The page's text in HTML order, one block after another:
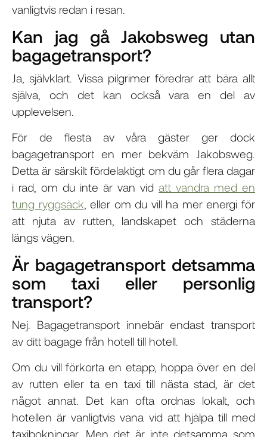
vanligtvis redan i resan.
Kan jag gå Jakobsweg utan
bagagetransport?
Ja, självklart. Vissa pilgrimer föredrar att bära allt
själva, och det kan också vara en del av
upplevelsen.
För de flesta av våra gäster ger dock
bagagetransport en mer bekväm Jakobsweg.
Detta är särskilt fördelaktigt om du går flera dagar
i rad, om du inte är van vid att vandra med en
tung ryggsäck, eller om du vill ha mer energi för
att njuta av rutten, landskapet och städerna
längs vägen.
Är bagagetransport detsamma
som taxi eller personlig
transport?
Nej. Bagagetransport innebär endast transport
av ditt bagage från hotell till hotell.
Om du vill förkorta en etapp, hoppa över en del
av rutten eller ta en taxi till nästa stad, är det
något annat. Det kan ofta ordnas lokalt, och
hotellen är vanligtvis vana vid att hjälpa till med
taxibokningar. Men det är inte detsamma som